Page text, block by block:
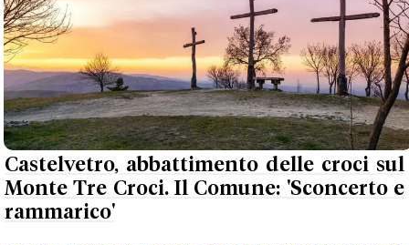
Castelvetro, abbattimento delle croci sul
Monte Tre Croci. Il Comune: 'Sconcerto e
rammarico'